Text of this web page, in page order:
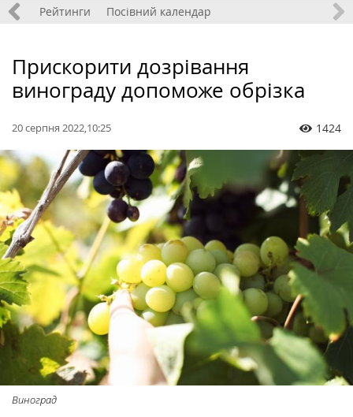
Рейтинги Посівний календар
Прискорити дозрівання
винограду допоможе обрізка
20 серпня 2022,10:25 1424
Виноград